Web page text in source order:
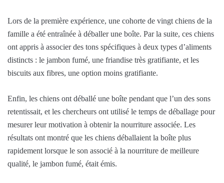
Lors de la première expérience, une cohorte de vingt chiens de la
famille a été entraînée à déballer une boîte. Par la suite, ces chiens
ont appris à associer des tons spécifiques à deux types d’aliments
distincts : le jambon fumé, une friandise très gratifiante, et les
biscuits aux fibres, une option moins gratifiante.
Enfin, les chiens ont déballé une boîte pendant que l’un des sons
retentissait, et les chercheurs ont utilisé le temps de déballage pour
mesurer leur motivation à obtenir la nourriture associée. Les
résultats ont montré que les chiens déballaient la boîte plus
rapidement lorsque le son associé à la nourriture de meilleure
qualité, le jambon fumé, était émis.